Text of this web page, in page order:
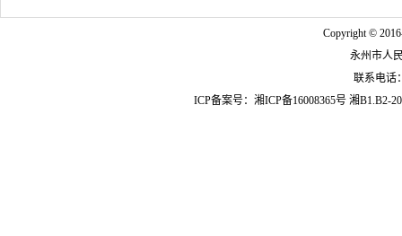
Copyright ©
永州市人
联系电话
ICP备案号： 湘ICP备16008365号 湘B1.B2-